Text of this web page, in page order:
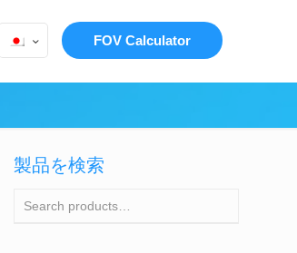
FOV Calculator
製品を検索